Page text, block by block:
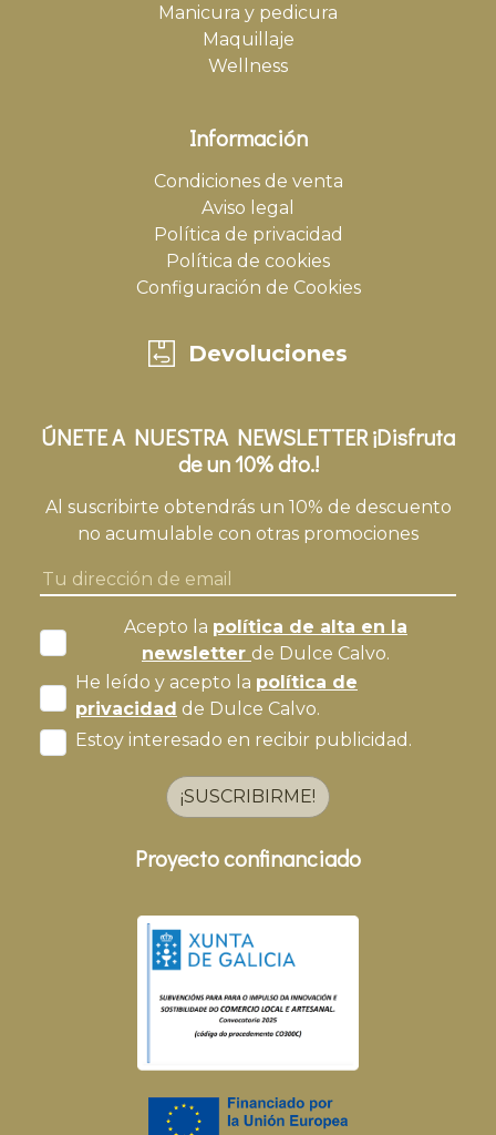
Manicura y pedicura
Maquillaje
Wellness
Información
Condiciones de venta
Aviso legal
Política de privacidad
Política de cookies
Configuración de Cookies
Devoluciones
ÚNETE A NUESTRA NEWSLETTER ¡Disfruta
de un 10% dto.!
Al suscribirte obtendrás un 10% de descuento
no acumulable con otras promociones
Acepto la política de alta en la
newsletter de Dulce Calvo.
He leído y acepto la política de
privacidad de Dulce Calvo.
Estoy interesado en recibir publicidad.
¡SUSCRIBIRME!
Proyecto confinanciado